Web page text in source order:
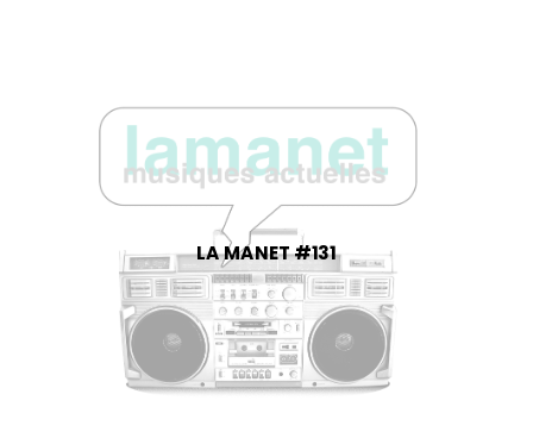
LA MANET #131